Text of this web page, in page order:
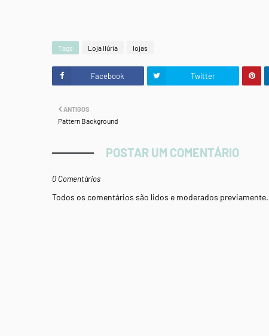
Tags Loja Ilúria lojas
Facebook Twitter
ANTIGOS
Pattern Background
POSTAR UM COMENTÁRIO
0 Comentários
Todos os comentários são lidos e moderados previamente.